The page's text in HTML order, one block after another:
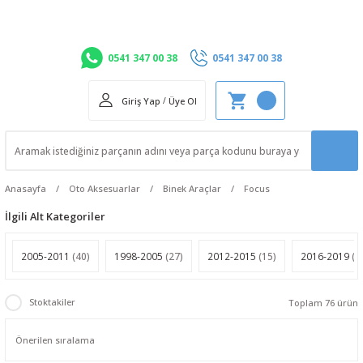
0541 347 00 38 0541 347 00 38
Giriş Yap / Üye Ol
Anasayfa Oto Aksesuarlar Binek Araçlar Focus
İlgili Alt Kategoriler
2005-2011 (40) 1998-2005 (27) 2012-2015 (15) 2016-2019
Stoktakiler Toplam 76 ürün